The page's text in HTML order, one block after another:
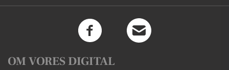
OM VORES DIGITAL